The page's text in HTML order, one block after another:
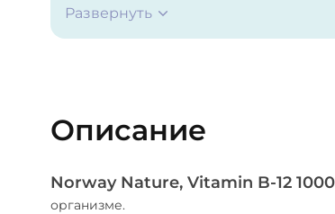
Развернуть
Описание
Norway Nature, Vitamin B-12
организме.